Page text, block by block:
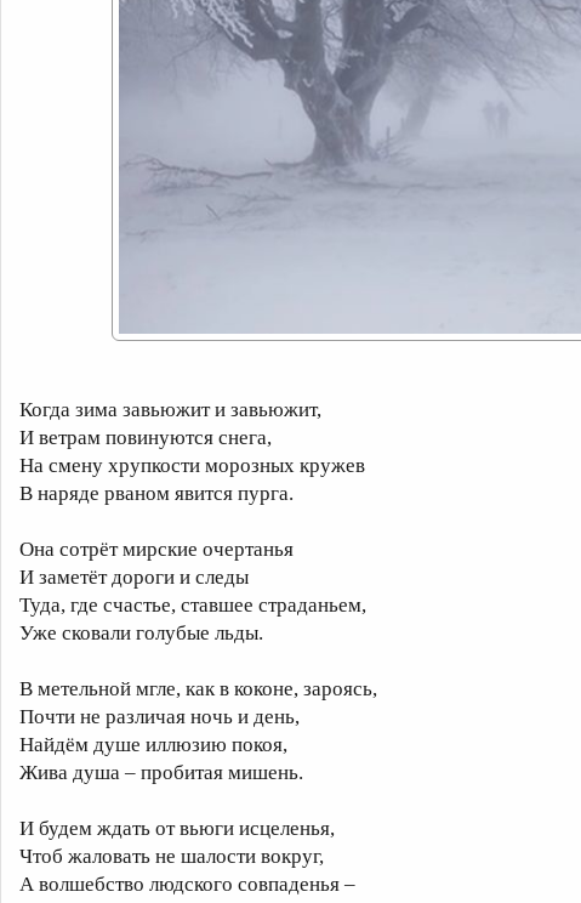
Когда зима завьюжит и завьюжит,
И ветрам повинуются снега,
На смену хрупкости морозных кружев
В наряде рваном явится пурга.
Она сотрёт мирские очертанья
И заметёт дороги и следы
Туда, где счастье, ставшее страданьем,
Уже сковали голубые льды.
В метельной мгле, как в коконе, зароясь,
Почти не различая ночь и день,
Найдём душе иллюзию покоя,
Жива душа – пробитая мишень.
И будем ждать от вьюги исцеленья,
Чтоб жаловать не шалости вокруг,
А волшебство людского совпаденья –